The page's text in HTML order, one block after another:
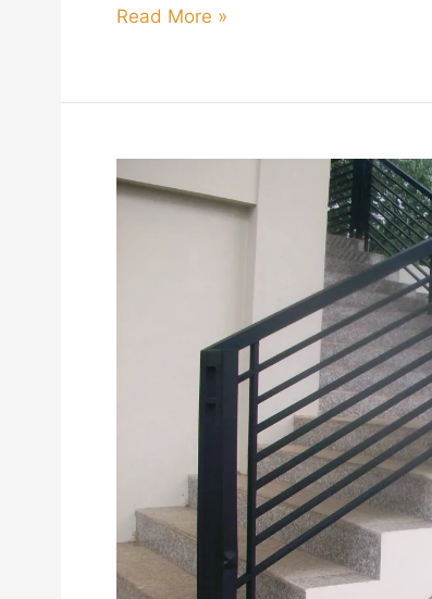
Read More »
Railing
Tangga